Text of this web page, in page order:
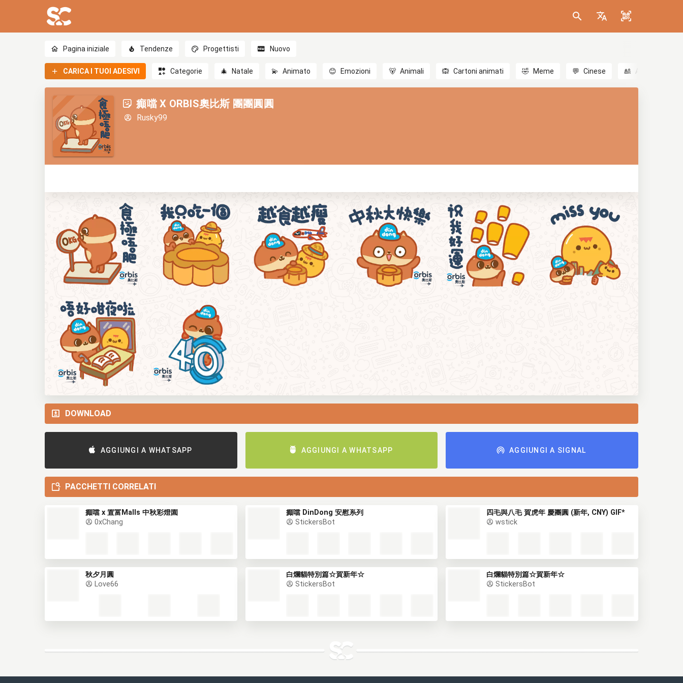
Pagina iniziale Tendenze Progettisti Nuovo
CARICA I TUOI ADESIVI Categorie 🎄 Natale 💫 Animato 😊 Emozioni 🐻 Animali 🙉 Cartoni animati 🤣 Meme 💬 Cinese 🎎 Anime
癲噹 X ORBIS奧比斯 團團圓圓
Rusky99
DOWNLOAD
AGGIUNGI A WHATSAPP AGGIUNGI A WHATSAPP AGGIUNGI A SIGNAL
PACCHETTI CORRELATI
癲噹 x 置富Malls 中秋彩燈園
0xChang
癲噹 DinDong 安慰系列
StickersBot
四毛與八毛 賀虎年 慶團圓 (新年, CNY) GIF*
wstick
秋夕月圓
Love66
白爛貓特別篇☆賀新年☆
StickersBot
白爛貓特別篇☆賀新年☆
StickersBot